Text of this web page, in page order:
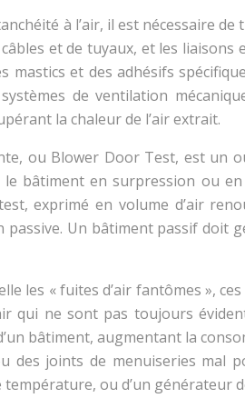
à l’air, il est nécessaire
et de tuyaux, et les
mastics et des adhésifs
de ventilation
la chaleur de l’air extrait.
ou Blower Door Test, est un
bâtiment en surpression ou
exprimé en volume d’air
passive. Un bâtiment passif doit
les « fuites d’air fantômes »,
qui ne sont pas toujours
bâtiment, augmentant la
des joints de menuiseries mal
ou d’un générateur